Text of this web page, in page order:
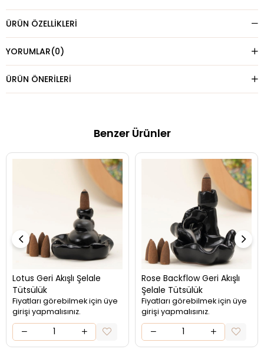
ÜRÜN ÖZELLIKLERI
YORUMLAR(0)
ÜRÜN ÖNERILERI
Benzer Ürünler
Lotus Geri Akışlı Şelale
Tütsülük
Fiyatları görebilmek için üye
girişi yapmalısınız.
Rose Backflow Geri Akışlı
Şelale Tütsülük
Fiyatları görebilmek için üye
girişi yapmalısınız.